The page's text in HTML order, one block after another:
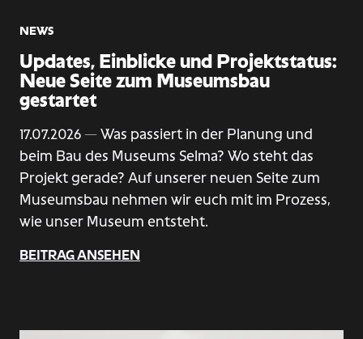
NEWS
Updates, Einblicke und Projektstatus:
Neue Seite zum Museumsbau
gestartet
17.07.2026 — Was passiert in der Planung und
beim Bau des Museums Selma? Wo steht das
Projekt gerade? Auf unserer neuen Seite zum
Museumsbau nehmen wir euch mit im Prozess,
wie unser Museum entsteht.
BEITRAG ANSEHEN